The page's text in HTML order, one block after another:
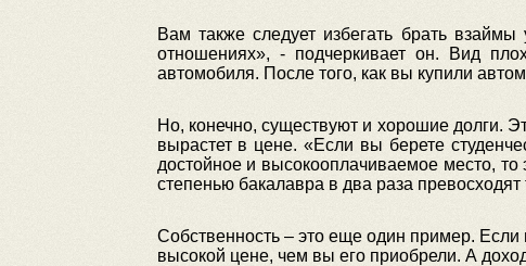
Вам также следует избегать брать
отношениях», - подчеркивает он. Вид
автомобиля. После того, как вы купили
Но, конечно, существуют и хорошие долги.
вырастет в цене. «Если вы берете
достойное и высокооплачиваемое место,
степенью бакалавра в два раза
Собственность – это еще один пример.
высокой цене, чем вы его приобрели. А